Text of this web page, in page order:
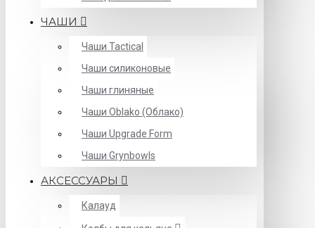
ЧАШИ
Чаши Tactical
Чаши силиконовые
Чаши глиняные
Чаши Oblako (Облако)
Чаши Upgrade Form
Чаши Grynbowls
АКСЕССУАРЫ
Калауд